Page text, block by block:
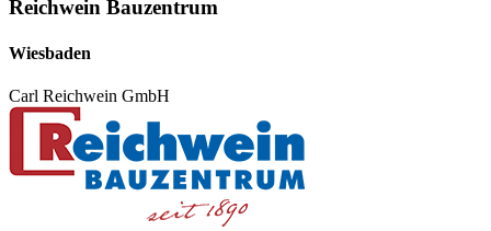
Reichwein Bauzentrum
Wiesbaden
Carl Reichwein GmbH